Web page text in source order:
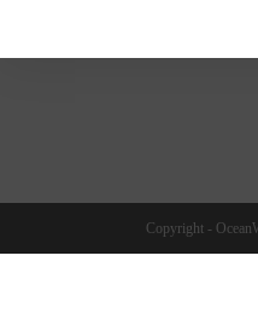
Copyright -